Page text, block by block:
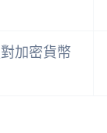
加密貨幣